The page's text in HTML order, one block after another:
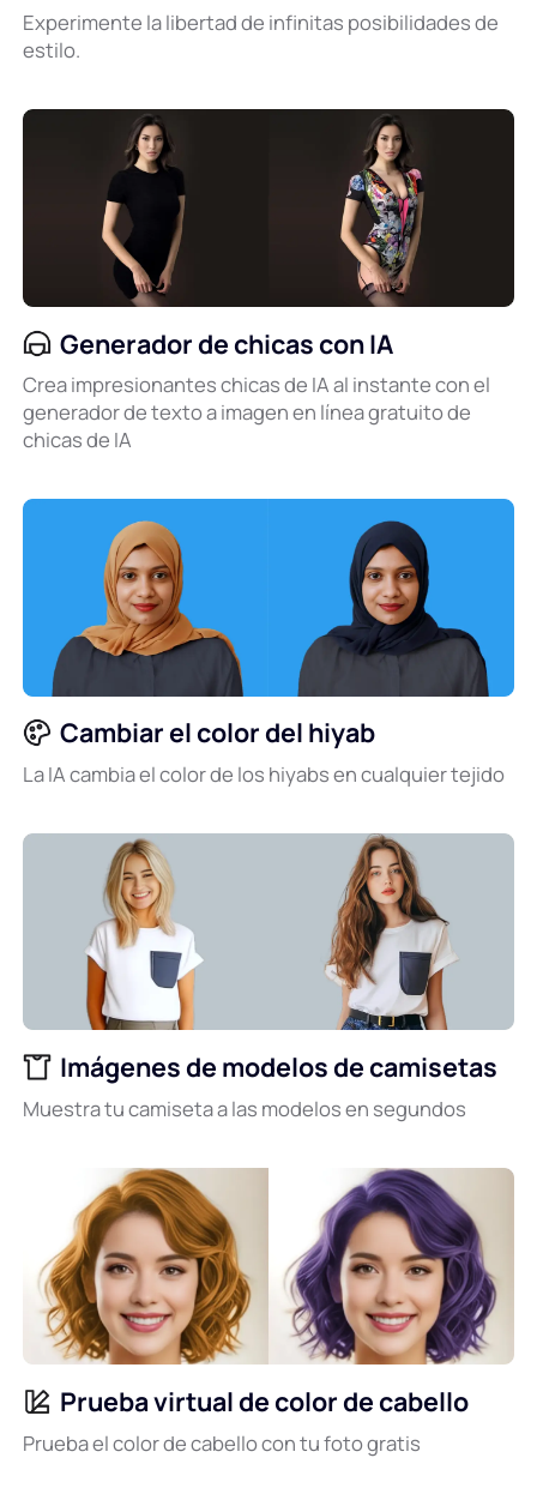
Experimente la libertad de infinitas posibilidades de
estilo.
Generador de chicas con IA
Crea impresionantes chicas de IA al instante con el
generador de texto a imagen en línea gratuito de
chicas de IA
Cambiar el color del hiyab
La IA cambia el color de los hiyabs en cualquier tejido
Imágenes de modelos de camisetas
Muestra tu camiseta a las modelos en segundos
Prueba virtual de color de cabello
Prueba el color de cabello con tu foto gratis